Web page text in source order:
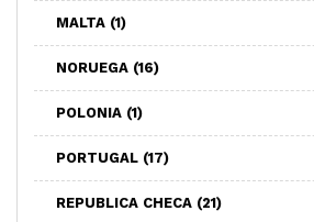
MALTA (1)
NORUEGA (16)
POLONIA (1)
PORTUGAL (17)
REPUBLICA CHECA (21)